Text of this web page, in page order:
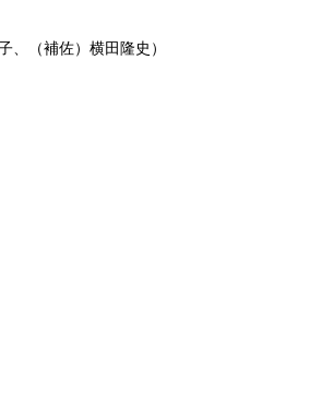
補佐）横田隆史）